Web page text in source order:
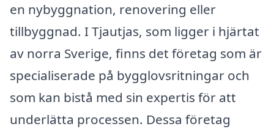
en nybyggnation, renovering eller
tillbyggnad. I Tjautjas, som ligger i hjärtat
av norra Sverige, finns det företag som är
specialiserade på bygglovsritningar och
som kan bistå med sin expertis för att
underlätta processen. Dessa företag